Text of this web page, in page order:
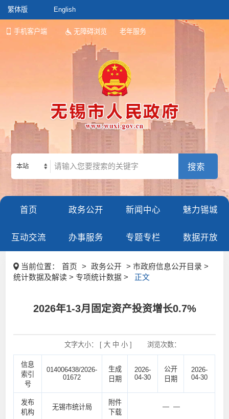
繁体版 English
手机客户端 无障碍浏览 老年服务
本站
首页 政务公开 新闻中心 魅力锡城
互动交流 办事服务 专题专栏 数据开放
当前位置： 首页 > 政务公开
> 市政府信息公开目录 >
统计数据及解读 > 专项统计数据 >
正文
2026年1-3月固定资产投资增长0.7%
文字大小： [ 大 中 小] 浏览次数：
信息
索引
号
014006438/2026-
01672
生成
日期
2026-
04-30
公开
日期
2026-
04-30
发布
机构
无锡市统计局
附件
下载
— —